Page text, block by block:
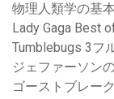
物理人類学の基
Lady Gaga Best
Tumblebugs 3フ
ジェファーソン
ゴーストブレー